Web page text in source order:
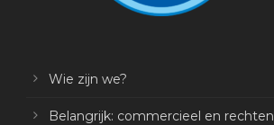
Wie zijn we?
Belangrijk: commercieel en rechten